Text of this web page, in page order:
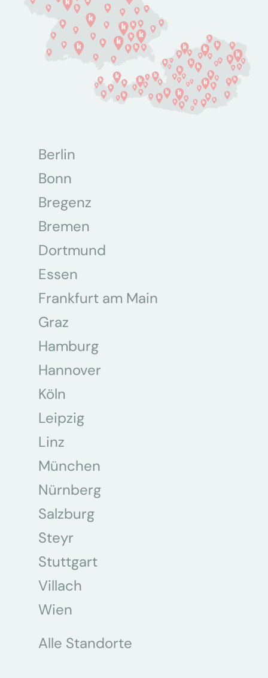
Berlin
Bonn
Bregenz
Bremen
Dortmund
Essen
Frankfurt am Main
Graz
Hamburg
Hannover
Köln
Leipzig
Linz
München
Nürnberg
Salzburg
Steyr
Stuttgart
Villach
Wien
Alle Standorte